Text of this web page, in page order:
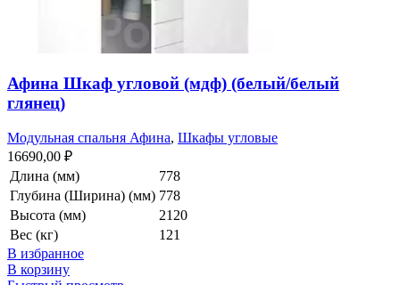
Афина Шкаф угловой (мдф) (белый/белый
глянец)
Модульная спальня Афина, Шкафы угловые
16690,00 ₽
Длина (мм)
778
Глубина (Ширина) (мм) 778
Высота (мм)
2120
Вес (кг)
121
В избранное
В корзину